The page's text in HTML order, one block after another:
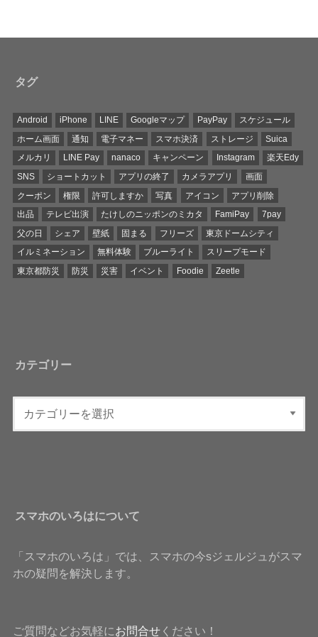
タグ
Android iPhone LINE Googleマップ PayPay
スケジュール
ホーム画面
通知 電子マネー スマホ決済 ストレージ
Suica
メルカリ
LINE Pay nanaco キャンペーン Instagram
楽天Edy
SNS
ショートカット アプリの終了 カメラアプリ
画面
クーポン
権限 許可しますか 写真 アイコン
アプリ削除
出品
テレビ出演 たけしのニッポンのミカタ FamiPay
7pay
父の日
シェア 壁紙 固まる フリーズ
東京ドームシティ
イルミネーション
無料体験 ブルーライト
スリープモード
東京都防災
防災 災害 イベント Foodie Zeetle
カテゴリー
スマホのいろはについて
「スマホのいろは」では、スマホの今sジェルジュがスマ
ホの疑問を解決します。
ご質問などお気軽にお問合せください！